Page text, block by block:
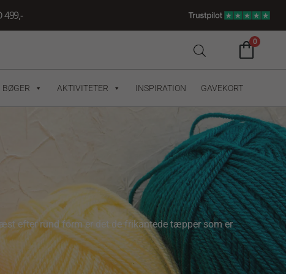
499,-
0
BØGER AKTIVITETER INSPIRATION GAVEKORT
efter rund form er det de frikantede tæpper som er